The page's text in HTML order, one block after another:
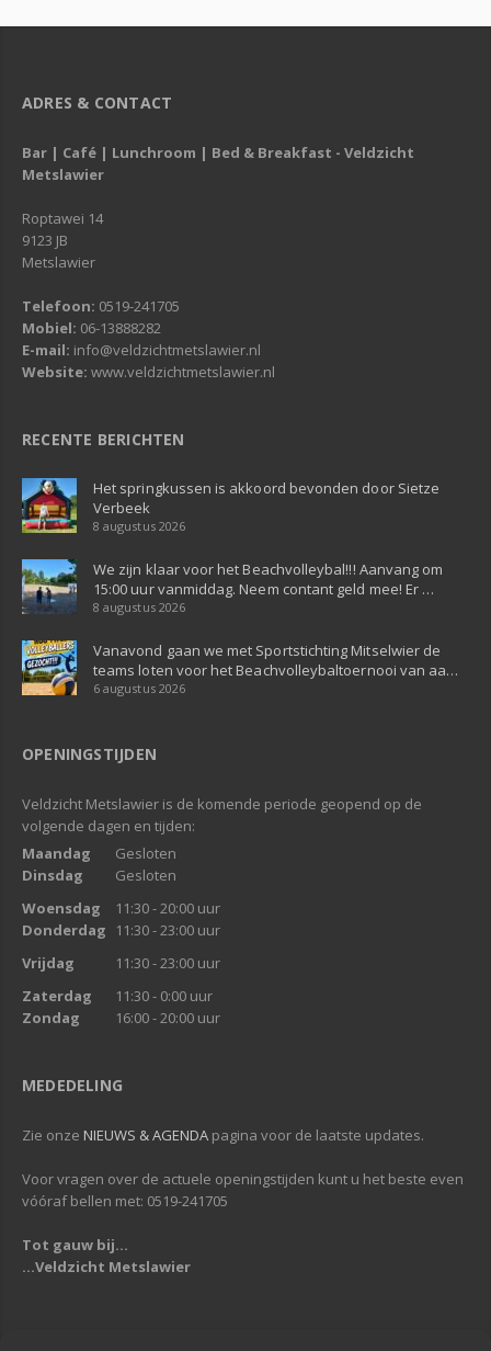
ADRES & CONTACT
Bar | Café | Lunchroom | Bed & Breakfast - Veldzicht
Metslawier
Roptawei 14
9123 JB
Metslawier
Telefoon: 0519-241705
Mobiel: 06-13888282
E-mail: info@veldzichtmetslawier.nl
Website: www.veldzichtmetslawier.nl
RECENTE BERICHTEN
Het springkussen is akkoord bevonden door Sietze
Verbeek
8 augustus 2026
We zijn klaar voor het Beachvolleybal!!! Aanvang om
15:00 uur vanmiddag. Neem contant geld mee! Er …
8 augustus 2026
Vanavond gaan we met Sportstichting Mitselwier de
teams loten voor het Beachvolleybaltoernooi van aa…
6 augustus 2026
OPENINGSTIJDEN
Veldzicht Metslawier is de komende periode geopend op de
volgende dagen en tijden:
Maandag
Gesloten
Dinsdag
Gesloten
Woensdag
11:30 - 20:00 uur
Donderdag
11:30 - 23:00 uur
Vrijdag
11:30 - 23:00 uur
Zaterdag
11:30 - 0:00 uur
Zondag
16:00 - 20:00 uur
MEDEDELING
Zie onze NIEUWS & AGENDA pagina voor de laatste updates.
Voor vragen over de actuele openingstijden kunt u het beste even
vóóraf bellen met: 0519-241705
Tot gauw bij...
...Veldzicht Metslawier